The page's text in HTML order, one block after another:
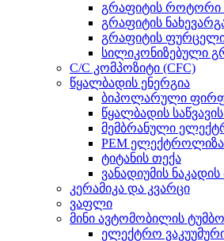
გრაფიტის
გრაფიტის
გრაფიტის
სილიკონიზებული
C/C კომპოზიტი (CFC)
წყალბადის ენერგია
ბიპოლარული
წყალბადის
მემბრანული
PEM
ტიტანის თექა
ვანადიუმის
კერამიკა და კვარცი
ვაფლი
მინი ავტომობილის ტუმბო
ელექტრო